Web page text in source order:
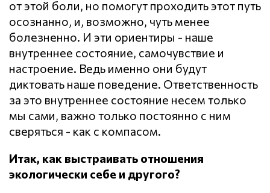
от этой боли, но помогут проходить этот путь
осознанно, и, возможно, чуть менее
болезненно. И эти ориентиры - наше
внутреннее состояние, самочувствие и
настроение. Ведь именно они будут
диктовать наше поведение. Ответственность
за это внутреннее состояние несем только
мы сами, важно только постоянно с ним
сверяться - как с компасом.
Итак, как выстраивать отношения
экологически себе и другого?